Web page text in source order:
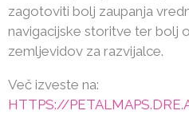
zagotoviti bolj zaupanja
navigacijske storitve ter bolj
zemljevidov za razvijalce.
Več izveste na:
HTTPS://